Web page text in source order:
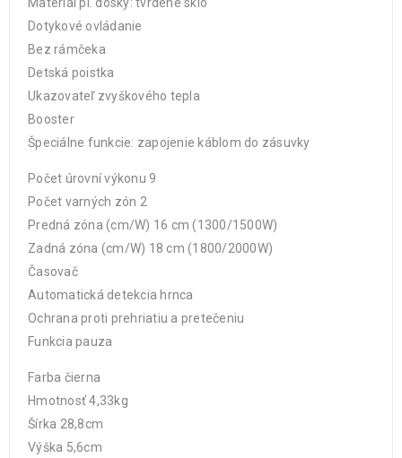
Dotykové ovládanie
Bez rámčeka
Detská poistka
Ukazovateľ zvyškového tepla
Booster
Špeciálne funkcie: zapojenie káblom do zásuvky
Počet úrovní výkonu 9
Počet varných zón 2
Predná zóna (cm/W) 16 cm (1300/1500W)
Zadná zóna (cm/W) 18 cm (1800/2000W)
Časovač
Automatická detekcia hrnca
Ochrana proti prehriatiu a pretečeniu
Funkcia pauza
Farba čierna
Hmotnosť 4,33kg
Šírka 28,8cm
Výška 5,6cm